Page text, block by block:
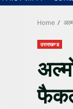
Home
उत्तराखण्ड